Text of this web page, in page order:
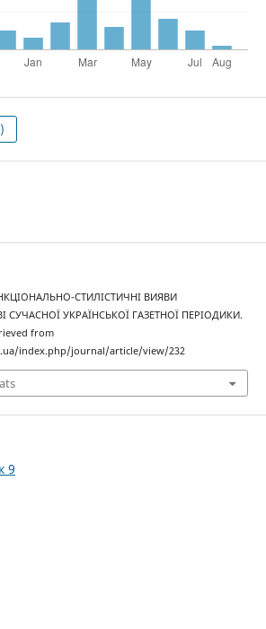
СТИЛІСТИЧНІ ВИЯВИ
СУЧАСНОЇ УКРАЇНСЬКОЇ ГАЗЕТНОЇ ПЕРІОДИКИ.
from
index.php/journal/article/view/232
9